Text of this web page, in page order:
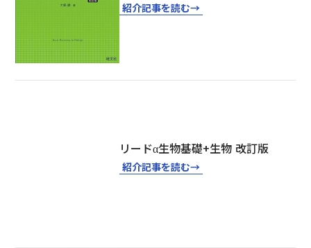
紹介記事を読む→
リードα生物基礎+生物 改訂版
紹介記事を読む→